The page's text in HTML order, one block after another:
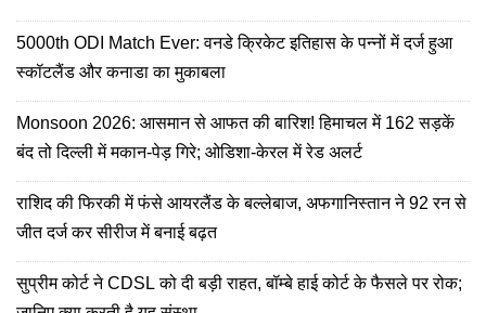
5000th ODI Match Ever: वनडे क्रिकेट इतिहास के पन्नों में दर्ज हुआ
स्कॉटलैंड और कनाडा का मुकाबला
Monsoon 2026: आसमान से आफत की बारिश! हिमाचल में 162 सड़कें
बंद तो दिल्ली में मकान-पेड़ गिरे; ओडिशा-केरल में रेड अलर्ट
राशिद की फिरकी में फंसे आयरलैंड के बल्लेबाज, अफगानिस्तान ने 92 रन से
जीत दर्ज कर सीरीज में बनाई बढ़त
सुप्रीम कोर्ट ने CDSL को दी बड़ी राहत, बॉम्बे हाई कोर्ट के फैसले पर रोक;